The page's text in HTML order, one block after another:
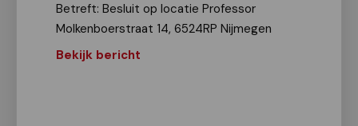
Betreft: Besluit op locatie Professor
Molkenboerstraat 14, 6524RP Nijmegen
Bekijk bericht